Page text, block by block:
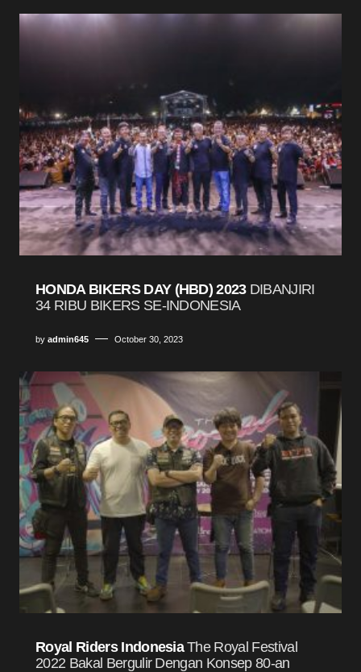
HONDA BIKERS DAY (HBD) 2023 DIBANJIRI
34 RIBU BIKERS SE-INDONESIA
by admin645 October 30, 2023
Royal Riders Indonesia The Royal Festival
2022 Bakal Bergulir Dengan Konsep 80-an